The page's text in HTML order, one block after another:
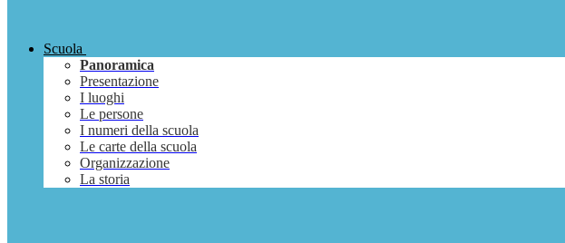
Scuola
Panoramica
Presentazione
I luoghi
Le persone
I numeri della scuola
Le carte della scuola
Organizzazione
La storia